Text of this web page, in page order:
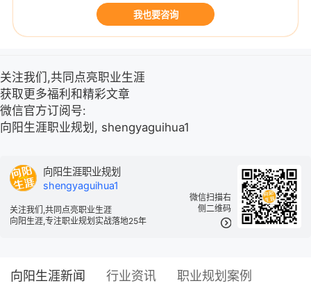
我也要咨询
关注我们,共同点亮职业生涯
获取更多福利和精彩文章
微信官方订阅号:
向阳生涯职业规划, shengyaguihua1
微信扫描右
侧二维码
向阳生涯职业规划
shengyaguihua1
关注我们,共同点亮职业生涯
向阳生涯,专注职业规划实战落地25年
向阳生涯新闻 行业资讯 职业规划案例